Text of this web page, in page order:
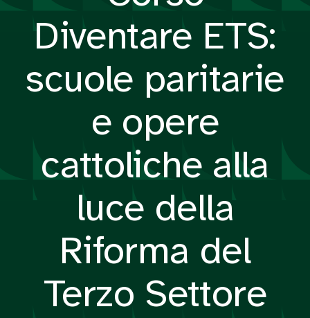
Diventare ETS:
scuole paritarie
e opere
cattoliche alla
luce della
Riforma del
Terzo Settore